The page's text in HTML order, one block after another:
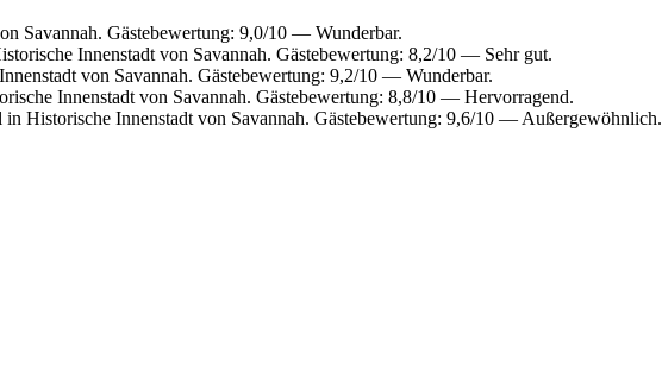
Savannah. Gästebewertung: 9,0/10 — Wunderbar.
Innenstadt von Savannah. Gästebewertung: 8,2/10 — Sehr gut.
von Savannah. Gästebewertung: 9,2/10 — Wunderbar.
Innenstadt von Savannah. Gästebewertung: 8,8/10 — Hervorragend.
Historische Innenstadt von Savannah. Gästebewertung: 9,6/10 — Außergewöhnlich.